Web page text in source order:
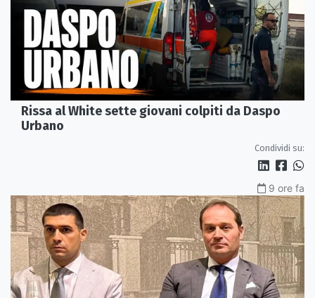
Rissa al White sette giovani colpiti da Daspo
Urbano
Condividi su:
9 ore fa